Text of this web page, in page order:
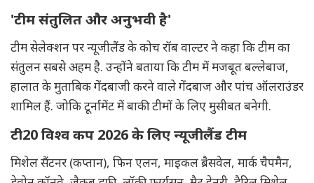
'टीम संतुलित और अनुभवी है'
टीम सेलेक्शन पर न्यूजीलैंड के कोच रॉब वाल्टर ने कहा कि टीम का
संतुलन सबसे अहम है. उन्होंने बताया कि टीम में मजबूत बल्लेबाज,
हालात के मुताबिक गेंदबाजी करने वाले गेंदबाज और पांच ऑलराउंडर
शामिल हैं. जोकि टूर्नामेंट में बाकी टीमों के लिए मुसीबत बनेगी.
टी20 विश्व कप 2026 के लिए न्यूजीलैंड टीम
मिशेल सैंटनर (कप्तान), फिन एलन, माइकल ब्रैसवेल, मार्क चैपमैन,